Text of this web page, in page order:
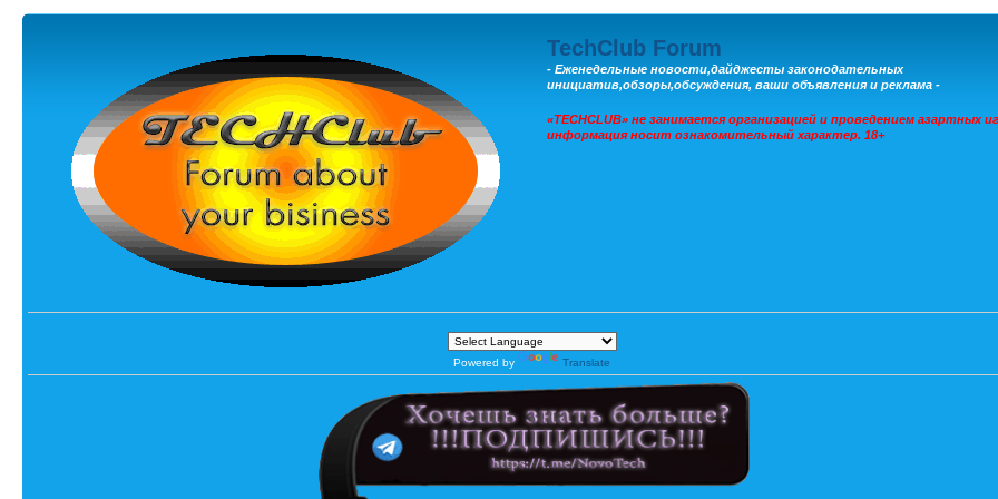
TechClub Forum
- Еженедельные новости,дайджесты законодательных
инициатив,обзоры,обсуждения, ваши объявления и реклама -
«TECHCLUB» не занимается организацией и проведением азартных
информация носит ознакомительный характер. 18+
Powered by Translate